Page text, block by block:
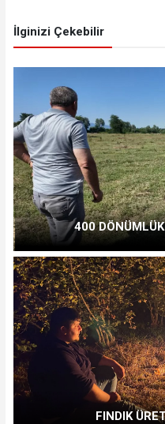
İlginizi Çekebilir
400
FINDIK